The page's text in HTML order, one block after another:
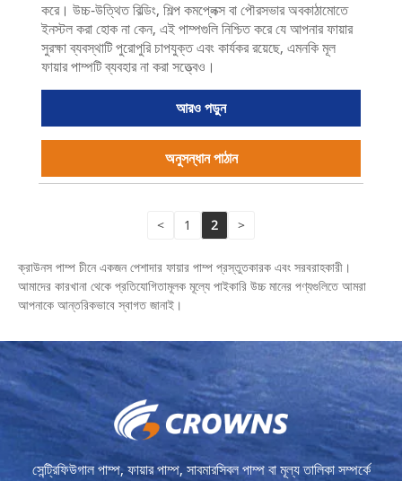
করে। উচ্চ-উত্থিত বিল্ডিং, শিল্প কমপ্লেক্স বা পৌরসভার অবকাঠামোতে
ইনস্টল করা হোক না কেন, এই পাম্পগুলি নিশ্চিত করে যে আপনার ফায়ার
সুরক্ষা ব্যবস্থাটি পুরোপুরি চাপযুক্ত এবং কার্যকর রয়েছে, এমনকি মূল
ফায়ার পাম্পটি ব্যবহার না করা সত্ত্বেও।
আরও পড়ুন
অনুসন্ধান পাঠান
< 1 2 >
ক্রাউনস পাম্প চীনে একজন পেশাদার ফায়ার পাম্প প্রস্তুতকারক এবং সরবরাহকারী।
আমাদের কারখানা থেকে প্রতিযোগিতামূলক মূল্যে পাইকারি উচ্চ মানের পণ্যগুলিতে আমরা
আপনাকে আন্তরিকভাবে স্বাগত জানাই।
সেন্ট্রিফিউগাল পাম্প, ফায়ার পাম্প, সাবমারসিবল পাম্প বা মূল্য তালিকা সম্পর্কে